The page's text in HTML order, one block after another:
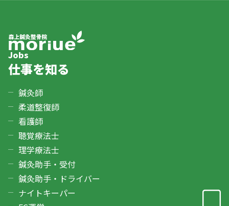
Jobs
仕事を知る
鍼灸師
柔道整復師
看護師
聴覚療法士
理学療法士
鍼灸助手・受付
鍼灸助手・ドライバー
ナイトキーパー